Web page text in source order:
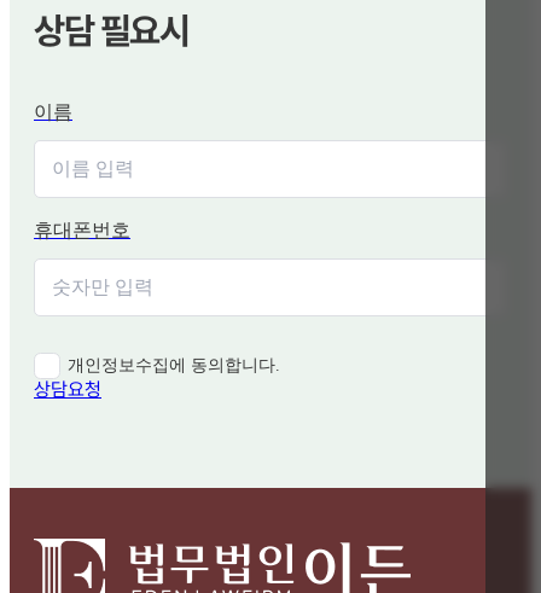
상담 필요시
이름
휴대폰번호
개인정보수집에 동의합니다.
상담요청